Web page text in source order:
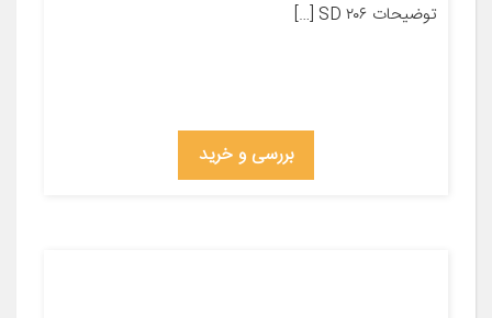
توضیحات ۲۰۶ SD […]
بررسی و خرید